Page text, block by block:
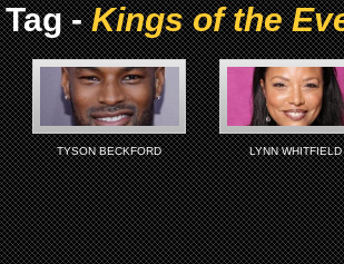
-Kings of the
TYSON BECKFORD LYNN WHITFIELD